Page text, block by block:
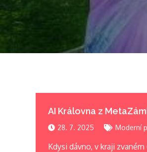
AI Královna z
28. 7. 2025 Moderní
Kdysi dávno, v kraji